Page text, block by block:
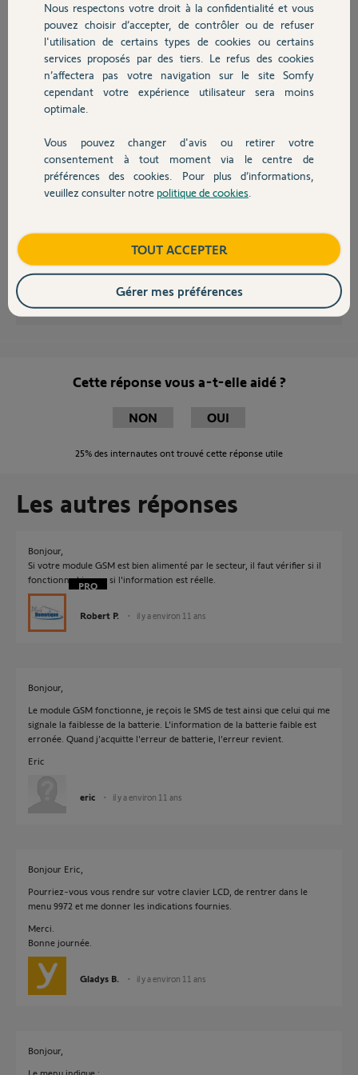
Chauffage
Autres produits
Devis avec un pro
Contact
eric
il y a environ 11 ans
Participer au fil de discussion
Ce menu vous indique qu'il y a un problème de piles au niveau de la
les piles ne sont pas remplacées, le défaut n'est pas validé.
Gladys B. il y a environ 11 ans
Cette réponse vous a-t-elle aidé ?
NON OUI
25% des internautes ont trouvé cette réponse utile
Les autres réponses
Bonjour,
Si votre module GSM est bien alimenté par le secteur, il faut vérifier si il
fonctionne bien ou si l'information est réelle.
Robert P. il y a environ 11 ans
Bonjour,
Le module GSM fonctionne, je reçois le SMS de test ainsi que celui qui me
signale la faiblesse de la batterie. L'information de la batterie faible est
erronée. Quand j’acquitte l'erreur de batterie, l'erreur revient.
Eric
eric il y a environ 11 ans
Bonjour Eric,
Pourriez-vous vous rendre sur votre clavier LCD, de rentrer dans le
menu 9972 et me donner les indications fournies.
Merci.
Bonne journée.
Gladys B. il y a environ 11 ans
Bonjour,
Le menu indique :
Nous respectons votre droit à la confidentialité et vous
pouvez choisir d’accepter, de contrôler ou de refuser
l'utilisation de certains types de cookies ou certains
services proposés par des tiers. Le refus des cookies
n’affectera pas votre navigation sur le site Somfy
cependant votre expérience utilisateur sera moins
optimale.
Vous pouvez changer d'avis ou retirer votre
consentement à tout moment via le centre de
préférences des cookies. Pour plus d’informations,
veuillez consulter notre politique de cookies
TOUT ACCEPTER
Gérer mes préférences